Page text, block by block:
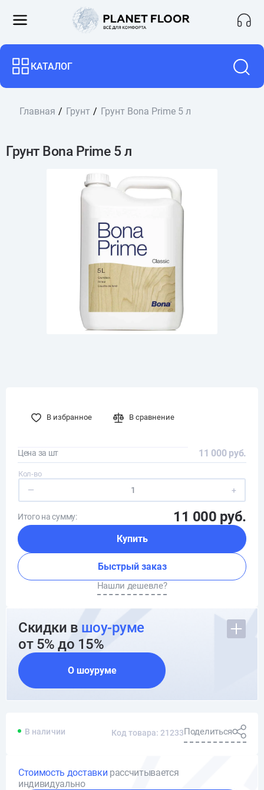
КАТАЛОГ
Главная Грунт Грунт Bona Prime 5 л
Грунт Bona Prime 5 л
В избранное В сравнение
Цена за шт 11 000 руб.
Кол-во
— +
Итого на сумму: 11 000 руб.
Купить
Быстрый заказ
Нашли дешевле?
Скидки в шоу-руме
от 5% до 15%
О шоуруме
В наличии Код товара: 21233Поделиться
Стоимость доставки рассчитывается
индивидуально